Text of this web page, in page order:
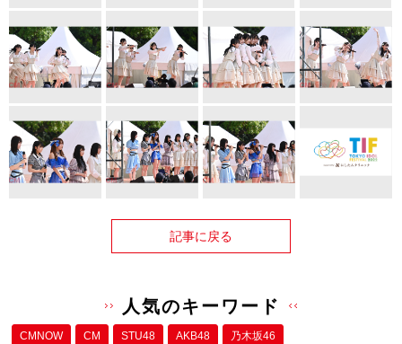
記事に戻る
人気のキーワード
CMNOW CM STU48 AKB48 乃木坂46